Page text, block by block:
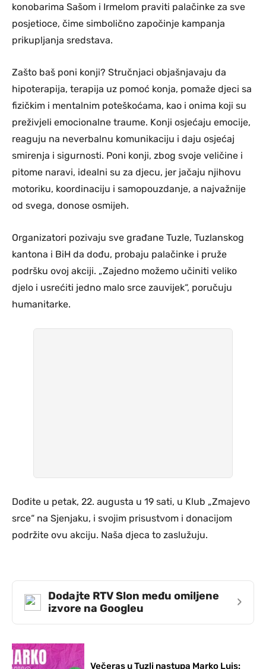
konobarima Sašom i Irmelom praviti palačinke za sve
posjetioce, čime simbolično započinje kampanja
prikupljanja sredstava.
Zašto baš poni konji? Stručnjaci objašnjavaju da
hipoterapija, terapija uz pomoć konja, pomaže djeci sa
fizičkim i mentalnim poteškoćama, kao i onima koji su
preživjeli emocionalne traume. Konji osjećaju emocije,
reaguju na neverbalnu komunikaciju i daju osjećaj
smirenja i sigurnosti. Poni konji, zbog svoje veličine i
pitome naravi, idealni su za djecu, jer jačaju njihovu
motoriku, koordinaciju i samopouzdanje, a najvažnije
od svega, donose osmijeh.
Organizatori pozivaju sve građane Tuzle, Tuzlanskog
kantona i BiH da dođu, probaju palačinke i pruže
podršku ovoj akciji. „Zajedno možemo učiniti veliko
djelo i usrećiti jedno malo srce zauvijek“, poručuju
humanitarke.
Dođite u petak, 22. augusta u 19 sati, u Klub „Zmajevo
srce“ na Sjenjaku, i svojim prisustvom i donacijom
podržite ovu akciju. Naša djeca to zaslužuju.
Dodajte RTV Slon među omiljene
izvore na Googleu
›
Večeras u Tuzli nastupa Marko Luis: